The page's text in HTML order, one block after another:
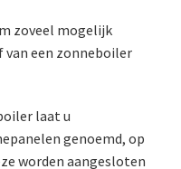
zoveel mogelijk
van een zonneboiler
laat u
genoemd, op
worden aangesloten